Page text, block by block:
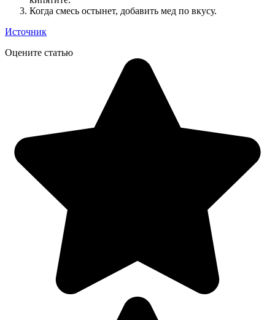
Когда смесь остынет, добавить мед по вкусу.
Источник
Оцените статью